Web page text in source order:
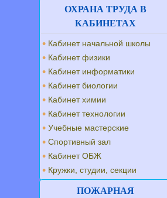
ОХРАНА ТРУДА В
КАБИНЕТАХ
Кабинет начальной школы
Кабинет физики
Кабинет информатики
Кабинет биологии
Кабинет химии
Кабинет технологии
Учебные мастерские
Спортивный зал
Кабинет ОБЖ
Кружки, студии, секции
ПОЖАРНАЯ